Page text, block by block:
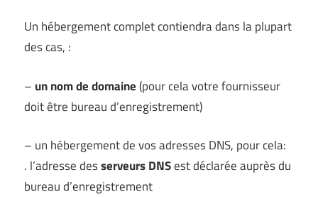
Un hébergement complet contiendra dans la plupart
des cas, :
– un nom de domaine(pour cela votre fournisseur
doit être bureau d’enregistrement)
– un hébergement de vos adresses DNS, pour cela:
. l’adresse desserveurs DNSest déclarée auprès du
bureau d’enregistrement